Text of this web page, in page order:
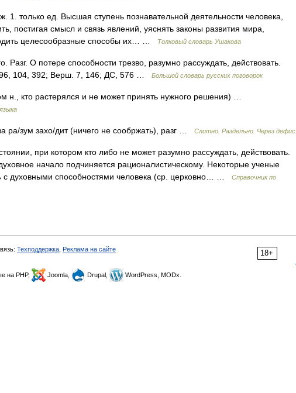
только ед. Высшая ступень познавательной деятельности человека,
постигая смысл и связь явлений, уяснять законы развития мира,
целесообразные способы их… …
Толковый словарь Ушакова
Разг. О потере способности трезво, разумно рассуждать, действовать.
104, 392; Верш. 7, 146; ДС, 576 …
Большой словарь русских поговорок
н., кто растерялся и не может принять нужного решения) …
ра/зум захо/дит (ничего не сообржать), разг … Слитно. Раздельно. Через дефис.
при котором кто либо не может разумно рассуждать, действовать.
начало подчиняется рационалистическому. Некоторые ученые
с духовными способностями человека (ср. церковно… …
Справочник по
18+
Техподдержка Реклама на сайте
на PHP, Joomla, Drupal, WordPress, MODx.